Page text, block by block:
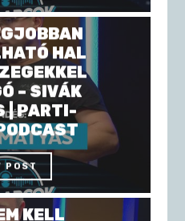
HAL
– SIVÁK
| PARTI-
POST
KELL